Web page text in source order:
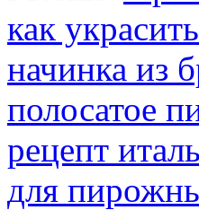
как
начинка из
полосатое
рецепт
для